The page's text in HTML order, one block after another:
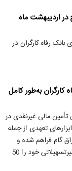
ازدواج در اردیبهشت ماه
رفاه کارگران در
کارگران به‌طور کامل
تأمین مالی غیرنقدی در
تعهدی از جمله
گام فراهم شده و
بانک رفاه در سال جاری برنامه دارد حجم تأمین مالی غیرتسهیلاتی خود را 50